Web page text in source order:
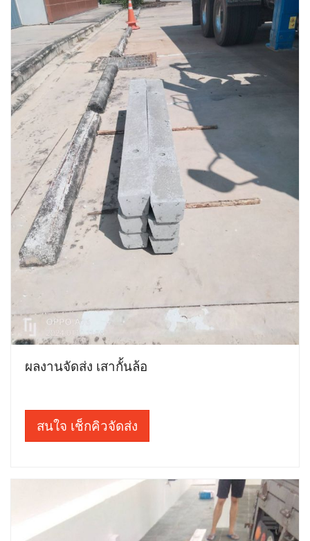
ผลงานจัดส่ง เสากั้นล้อ
สนใจ เช็กคิวจัดส่ง